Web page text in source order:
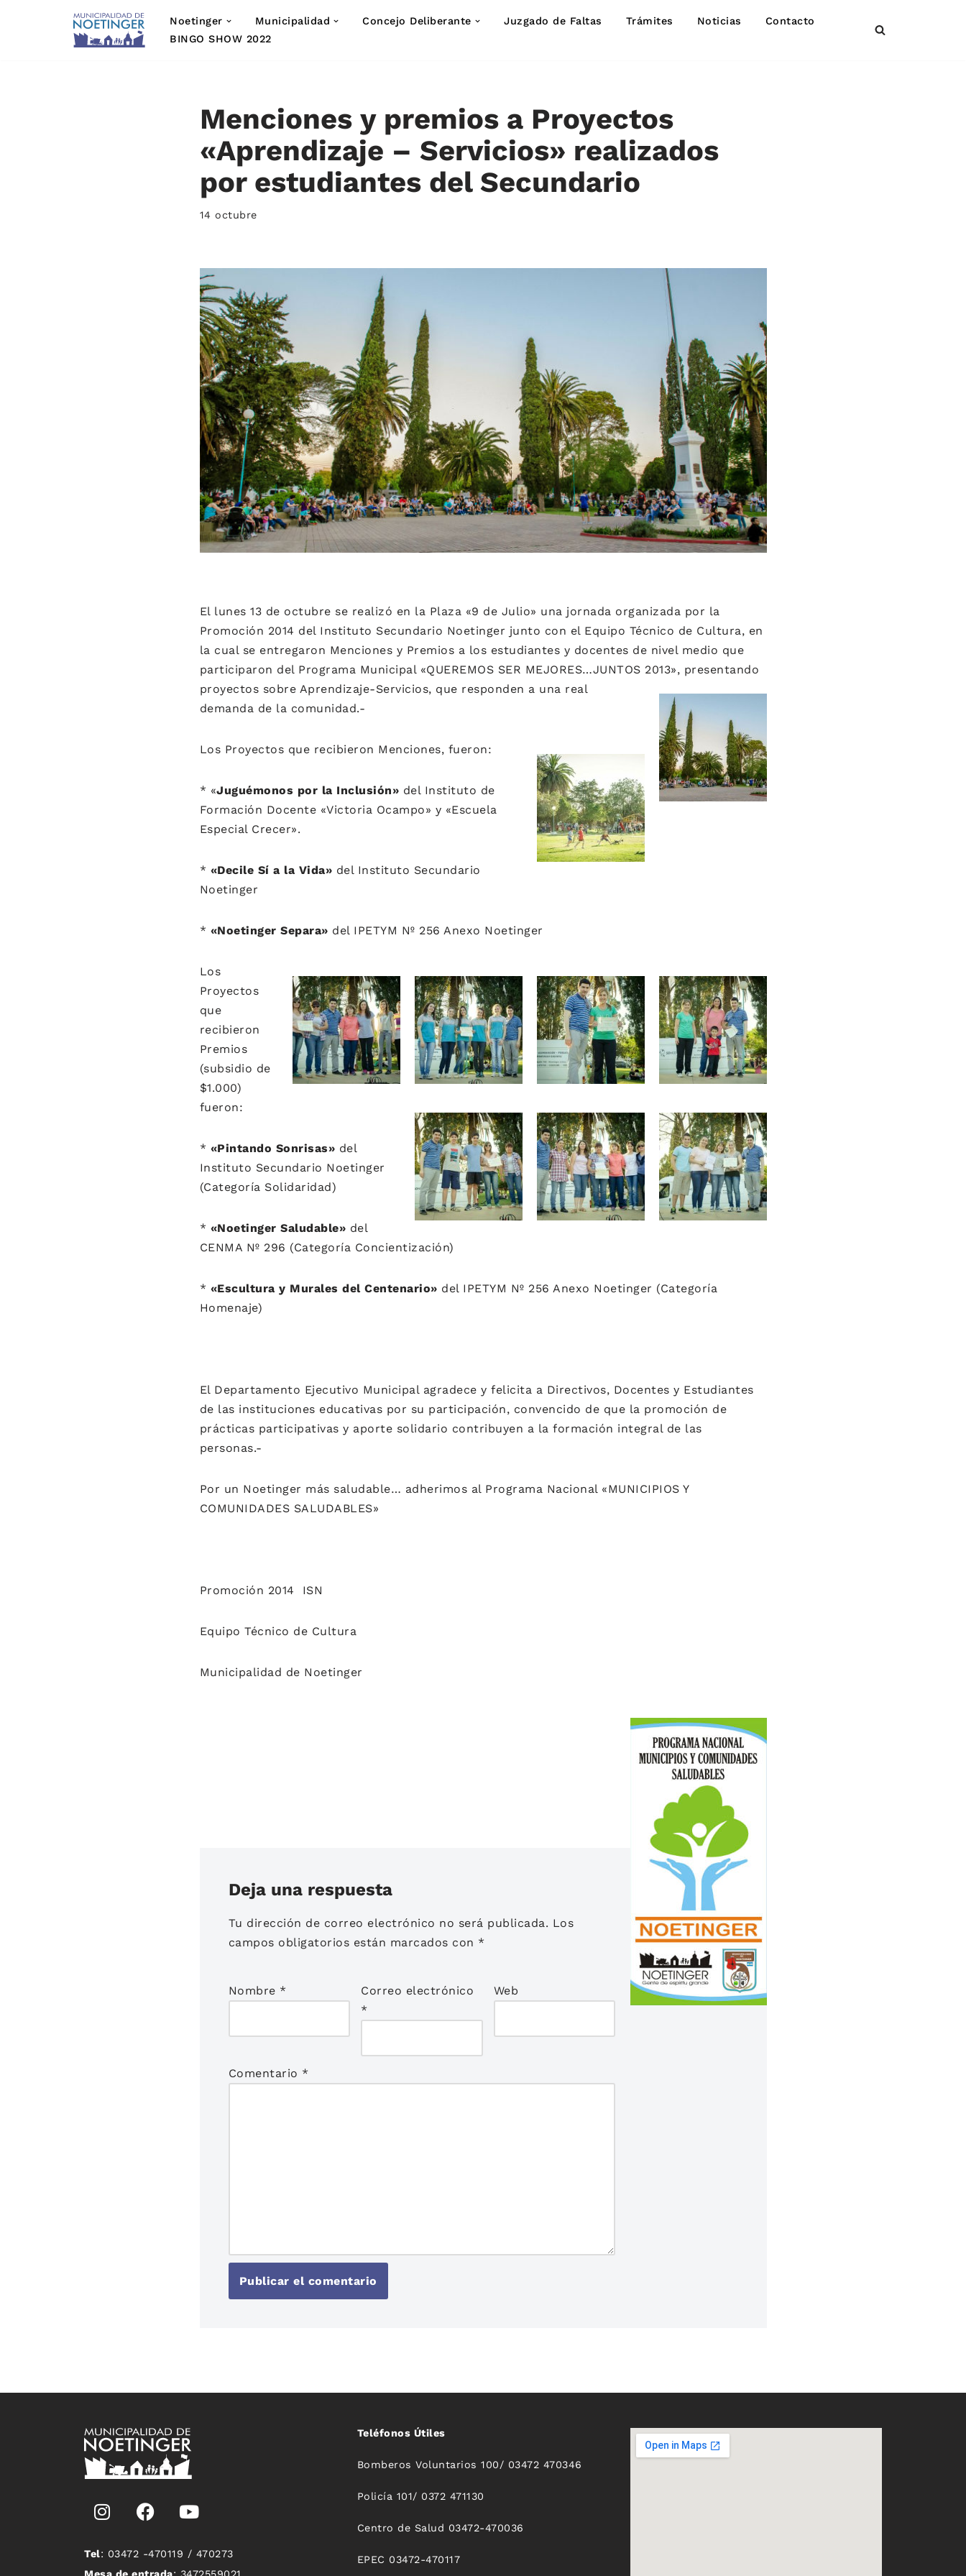
Noetinger Municipalidad Concejo Deliberante Juzgado de Faltas Trámites Noticias
Contacto
BINGO SHOW 2022
Menciones y premios a Proyectos
«Aprendizaje – Servicios» realizados
por estudiantes del Secundario
14 octubre
El lunes 13 de octubre se realizó en la Plaza «9 de Julio» una jornada organizada por la
Promoción 2014 del Instituto Secundario Noetinger junto con el Equipo Técnico de Cultura, en
la cual se entregaron Menciones y Premios a los estudiantes y docentes de nivel medio que
participaron del Programa Municipal «QUEREMOS SER MEJORES…JUNTOS 2013», presentando
proyectos sobre Aprendizaje-Servicios, que responden a una real
demanda de la comunidad.-
Los Proyectos que recibieron Menciones, fueron:
* «Juguémonos por la Inclusión» del Instituto de
Formación Docente «Victoria Ocampo» y «Escuela
Especial Crecer».
* «Decile Sí a la Vida» del Instituto Secundario
Noetinger
* «Noetinger Separa» del IPETYM Nº 256 Anexo Noetinger
Los
Proyectos
que
recibieron
Premios
(subsidio de
$1.000)
fueron:
* «Pintando Sonrisas» del
Instituto Secundario Noetinger
(Categoría Solidaridad)
* «Noetinger Saludable» del
CENMA Nº 296 (Categoría Concientización)
* «Escultura y Murales del Centenario» del IPETYM Nº 256 Anexo Noetinger (Categoría
Homenaje)
El Departamento Ejecutivo Municipal agradece y felicita a Directivos, Docentes y Estudiantes
de las instituciones educativas por su participación, convencido de que la promoción de
prácticas participativas y aporte solidario contribuyen a la formación integral de las
personas.-
Por un Noetinger más saludable… adherimos al Programa Nacional «MUNICIPIOS Y
COMUNIDADES SALUDABLES»
Promoción 2014 ISN
Equipo Técnico de Cultura
Municipalidad de Noetinger
Deja una respuesta
Tu dirección de correo electrónico no será publicada. Los
campos obligatorios están marcados con *
Nombre *
Correo electrónico
*
Web
Comentario *
Tel: 03472 -470119 / 470273
Teléfonos Útiles
Bomberos Voluntarios 100/ 03472 470346
Policía 101/ 0372 471130
Centro de Salud 03472-470036
EPEC 03472-470117